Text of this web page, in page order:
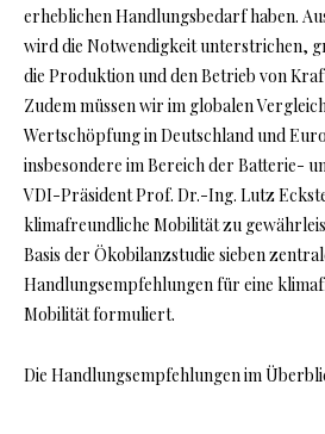
erheblichen Handlungsbedarf haben.
wird die Notwendigkeit unterstrichen,
die Produktion und den Betrieb von
Zudem müssen wir im globalen
Wertschöpfung in Deutschland und
insbesondere im Bereich der Batterie-
VDI-Präsident Prof. Dr.-Ing. Lutz
klimafreundliche Mobilität zu
Basis der Ökobilanzstudie sieben
Handlungsempfehlungen für eine
Mobilität formuliert.
Die Handlungsempfehlungen im